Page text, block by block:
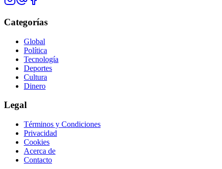
Categorías
Global
Política
Tecnología
Deportes
Cultura
Dinero
Legal
Términos y Condiciones
Privacidad
Cookies
Acerca de
Contacto